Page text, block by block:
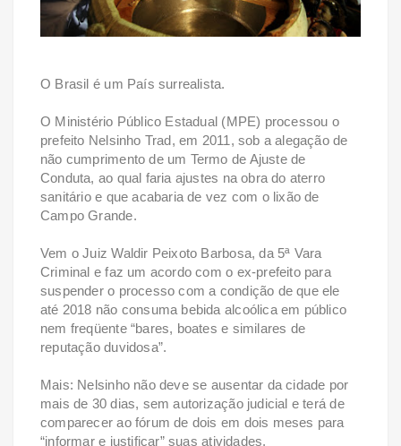
O Brasil é um País surrealista.
O Ministério Público Estadual (MPE) processou o
prefeito Nelsinho Trad, em 2011, sob a alegação de
não cumprimento de um Termo de Ajuste de
Conduta, ao qual faria ajustes na obra do aterro
sanitário e que acabaria de vez com o lixão de
Campo Grande.
Vem o Juiz Waldir Peixoto Barbosa, da 5ª Vara
Criminal e faz um acordo com o ex-prefeito para
suspender o processo com a condição de que ele
até 2018 não consuma bebida alcoólica em público
nem freqüente “bares, boates e similares de
reputação duvidosa”.
Mais: Nelsinho não deve se ausentar da cidade por
mais de 30 dias, sem autorização judicial e terá de
comparecer ao fórum de dois em dois meses para
“informar e justificar” suas atividades.